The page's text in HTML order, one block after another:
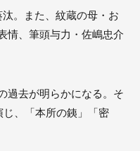
。また、紋蔵の母・お
情、筆頭与力・佐嶋忠介
過去が明らかになる。そ
、「本所の銕」「密